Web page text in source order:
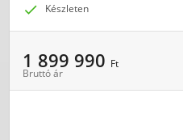
 Készleten
1 899 990 Ft
Bruttó ár